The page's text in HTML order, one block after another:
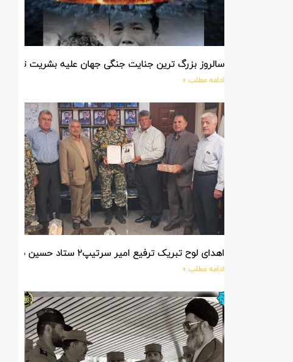
سالروز بزرگ ترین جنایت جنگی جهان علیه بشریت توسط
ادامه مطلب »
اهدای لوح تبریک ترفیع امیر سرتیپ۲ ستاد حسین صادق زاده فرمانده تیپ ۲۵ واکنش سریع شهید آبگون نزاجا مستقر در تبریز
ادامه مطلب »